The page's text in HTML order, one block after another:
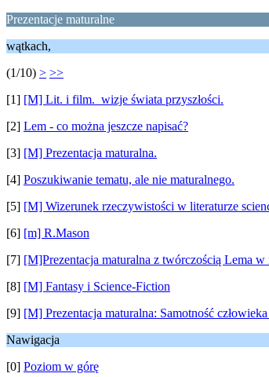
Prezentacje maturalne
wątkach,
(1/10) > >>
[1] [M] Lit. i film. wizje świata przyszłości.
[2] Lem - co można jeszcze napisać?
[3] [M] Prezentacja maturalna.
[4] Poszukiwanie tematu, ale nie maturalnego.
[5] [M] Wizerunek rzeczywistości w literaturze
[6] [m] R.Mason
[7] [M]Prezentacja maturalna z twórczością Lema w
[8] [M] Fantasy i Science-Fiction
[9] [M] Prezentacja maturalna: Samotność
Nawigacja
[0] Poziom w górę